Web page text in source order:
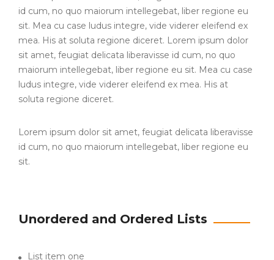
id cum, no quo maiorum intellegebat, liber regione eu
sit. Mea cu case ludus integre, vide viderer eleifend ex
mea. His at soluta regione diceret. Lorem ipsum dolor
sit amet, feugiat delicata liberavisse id cum, no quo
maiorum intellegebat, liber regione eu sit. Mea cu case
ludus integre, vide viderer eleifend ex mea. His at
soluta regione diceret.
Lorem ipsum dolor sit amet, feugiat delicata liberavisse
id cum, no quo maiorum intellegebat, liber regione eu
sit.
Unordered and Ordered Lists
List item one